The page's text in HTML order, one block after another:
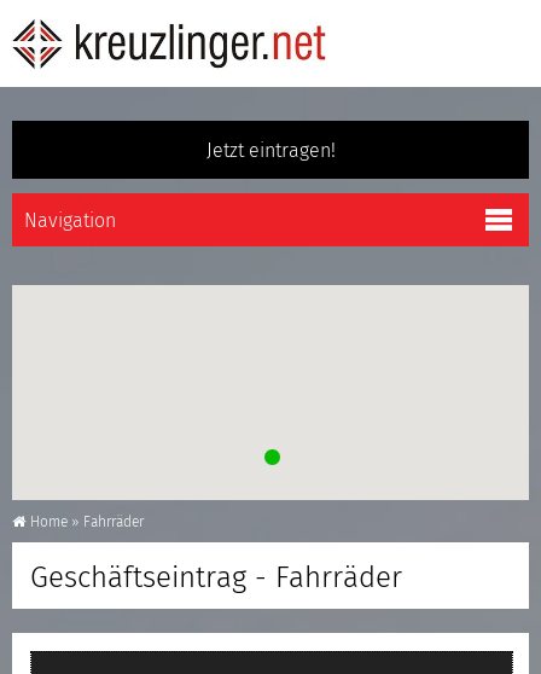
Jetzt eintragen!
Home » Fahrräder
Geschäftseintrag - Fahrräder